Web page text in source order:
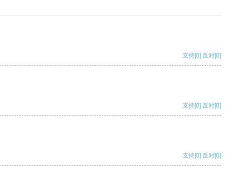
支持[0] 反对[0]
支持[0] 反对[0]
支持[0] 反对[0]